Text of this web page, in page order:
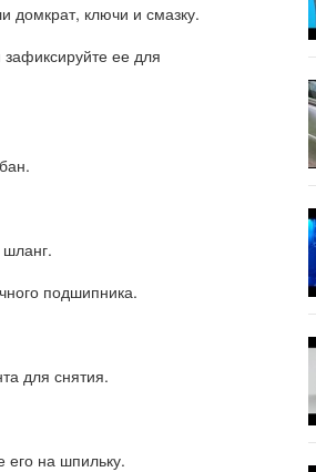
домкрат, ключи и смазку.
ее для
шланг.
подшипника.
для снятия.
его на шпильку.